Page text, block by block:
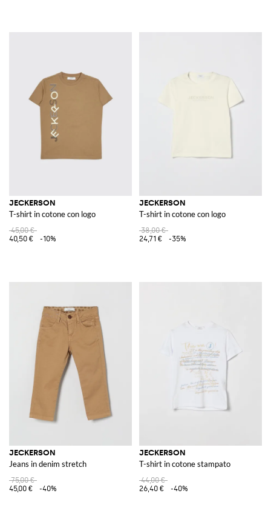
JECKERSON
T-shirt in cotone con logo
45,00 €
40,50 €
-10%
JECKERSON
T-shirt in cotone con logo
38,00 €
24,71 €
-35%
JECKERSON
Jeans in denim stretch
75,00 €
45,00 €
-40%
JECKERSON
T-shirt in cotone stampato
44,00 €
26,40 €
-40%